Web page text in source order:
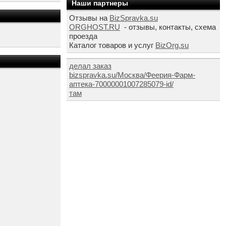
Наши партнеры
Отзывы на BizSpravka.su
ORGHOST.RU - отзывы, контакты, схема
проезда
Каталог товаров и услуг BizOrg.su
делал заказ
bizspravka.su/Москва/Феерия-Фарм-
аптека-70000001007285079-id/
там